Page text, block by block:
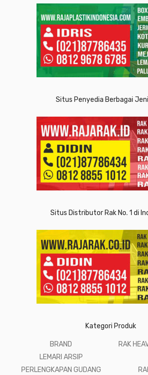
Situs Penyedia Berbagai
Situs Distributor Rak No. 1 di
Kategori Produk
BRAND
LEMARI ARSIP
PERLENGKAPAN GUDANG
RAK